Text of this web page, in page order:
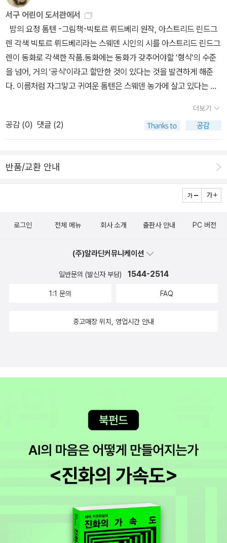
에는 비빛이 드리웁니다. 눈송이 내려올 적에는 눈빛이 드리웁니다.
날이 갈수록 도시가 커지고 사람들은 도시로 몰리면서 자가용 모질게
늘어나, 예전처럼 소나기도 무지개도 좀처럼 찾아들지 않습니다. 요
즈음은 만화영화나 만화책 아니고서는 무지개빛 만나기 어려워요. 게
다가 도시사람은 안개빛이나 이슬빛이나 노을빛을 바라보거나 생각
하지 않아요. 숲은 언제나 노래를 부르지만, 숲노래 깃들일 풀섶 하나
넉넉히 두지 않는 도시입니다. 숲이 언제나 부르는 노래가 퍼지지 못
하도록 시골마다 고속도로 놓고 기찻길 만들며 관광지 짓습니다. 숲
이 없으면 사람이 살아갈 수 있을까요. 숲이 없는 데에서 어떤 밥을 얻
루지 않나요. 학교에서 세계사를 가르치면서 유럽 여러 문명이 ‘숲을
졌다고 이야기하는데, 정작 이런 지식을 가르치면서 이 나라에서는
도시를 더 크게 키울 뿐입니다. 사람들은 자꾸 도시로 몰립니다. 도시
에 들어간 사람은 두 번 다시 도시 바깥으로 나올 생각을 않습니다. 도
록 해야 하는 줄 생각하지 않습니다. 담벼락에 그림 몇 점 그린대서 도
들이 이런 작품 저런 예술품 곳곳에 세운대서 도시에 환한 빛 드리우
지 않아요. 나무 한 그루 있어 마을이 살아납니다. 나무그늘 한 뼘 있
있기에 여름바람에 풀내음 녹아듭니다... 기나긴 겨울은 어둡고 춥습
하랄드 비베리 님이 그림을 넣은 《밤의 요정 톰텐》(비룡소,2002)을
있을 테지요. 시골마을 사람들 삶을 보살피고, 시골마을 사람들 사랑
을 북돋우며, 시골마을 사람을 꿈을 밝히는 어여쁜 도깨비 이야기 있
으리라 생각해요. 참말 먼먼 옛날부터 할머니 할아버지 들은 아이들
하고 나쁜 도깨비는 왜 나쁜 짓을 하는지 도란도란 이야기밥으로 물
다. 이제 이 나라 할머니와 할아버지 들은 아이들한테 이야기밥 물려
주지 않습니다. 할머니와 할아버지 들조차 아이들한테 텔레비전 켜
주어 만화영화 보여줄 뿐입니다. 만화영화 캐릭터 깃든 플라스틱 장
서구 어린이 도서관에서
밤의 요정 톰텐 -그림책-빅토르 뤼드베리 원작, 아스트리드 린드그
렌 각색 빅토르 뤼드베리라는 스웨덴 시인의 시를 아스트리드 린드그
렌이 동화로 각색한 작품.동화에는 동화가 갖추어야할 '형식'의 수준
을 넘어, 거의 '공식'이라고 할만한 것이 있다는 것을 발견하게 해준
다. 이름처럼 자그맣고 귀여운 톰텐은 스웨덴 농가에 살고 있다는 요
동물들에게, 사람들에게 찾아가 그들을 보듬어 주고 위로해 주고 안
심시키는 일을 한다. 이런 존재를 절실히 필요로 하는 인간의 심리가
작용하여 탄생한 상상 속의 존재인 셈이다. 우리는 누구도 자신이 이
의 역할을 우리 주위에서 누군가가 해주기를 바란다. 새삼스런 사실
에 동화가 가지는 상징을 배운다. 너무 친한 사이인데. 여자애들 이
야기 크리스 도네르 지음 대저택에 사는 프랑스 상위층 가정의 시도
함께 사는 알리마.프랑스에서 아랍계 출신으로 살아간다는 것은 여러
리가 되지 않는다. 서로 다른 민족, 환경의 이 두 여자 아이들이 처음
만나는 순간부터 서로에게 호감을 가지게 되어 떨어질 수 없는 절친
주 사소한 일로 사이가 벌어지게 된다. 독자가 상상할 수도 없을 아주
렇게 잘 묘사할 수 있나. 결말 부분에서는 다시 어른의 입장으로 돌아
와는 다른 사람. 이 다름을 어떻게 받아들이고 화합해야 하는지를 멋
지게 보여주는 작품이다.최윤정 번역. 그것도 마음에 든다. 용과 함
께하나가타 미쓰루 지음 오늘 읽은 세권 중 베스트.제목은 용과 함께
이지만 진짜 용은 등장하지 않는다. 언젠가, 마음의 빈 공간 혹은 상처
를 감당하기 어려웠던 어린 아이가 눈에 보이지 않는 가상의 친구를
만들어 늘 같이 있는 것으로 착각하고 사는, 그런 이야기를 머리 속으
래서 더 관심있게 읽었는지도 모르겠다.해체되어 가고 있는 가족의
이야기이기도 하고, 마음의 문이 닫혀 버린 어린 아이의 이야기이기
도 하고, 경쟁 사회라는 현실에 발을 딛기 시작하는 청소년의 이야기
더보기
공감 (0) 댓글 (2)
반품/교환 안내
로그인 전체 메뉴 회사 소개 출판사 안내 PC 버전
(주)알라딘커뮤니케이션
일반문의 (발신자 부담) 1544-2514
1:1 문의 FAQ
중고매장 위치, 영업시간 안내